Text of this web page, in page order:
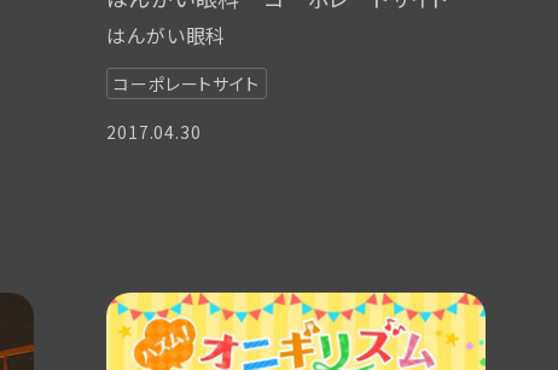
はんがい眼科
コーポレートサイト
2017.04.30